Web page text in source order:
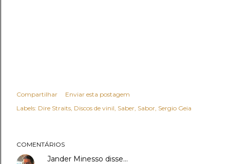
Compartilhar
Enviar esta postagem
Labels: Dire Straits Discos de vinil Saber Sabor Sergio Geia
COMENTÁRIOS
Jander Minesso disse…